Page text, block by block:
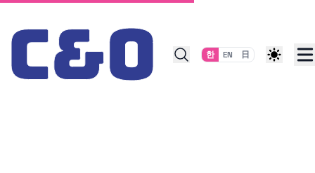
Skip to content
한 EN 日